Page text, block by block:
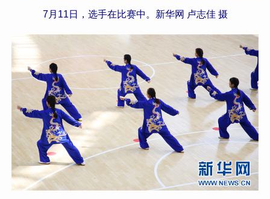
7月11日，选手在比赛中。新华网 卢志佳 摄